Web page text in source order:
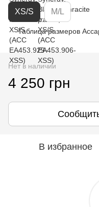
XS/S M/L
Таблица размеров
Нет в наличии
4 250 грн
В избранное